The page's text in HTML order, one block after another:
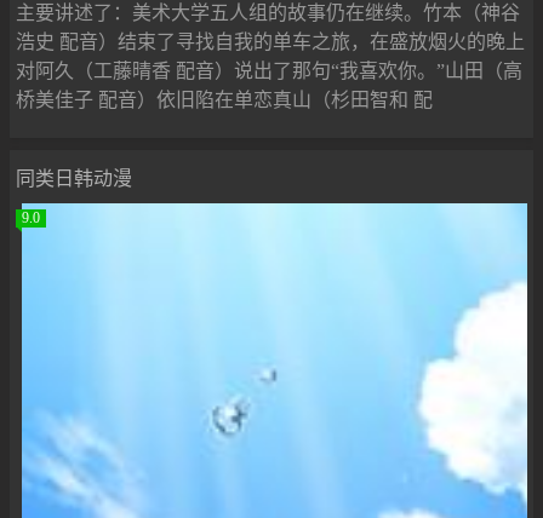
主要讲述了：美术大学五人组的故事仍在继续。竹本（神谷
浩史 配音）结束了寻找自我的单车之旅，在盛放烟火的晚上
对阿久（工藤晴香 配音）说出了那句“我喜欢你。”山田（高
桥美佳子 配音）依旧陷在单恋真山（杉田智和 配
同类日韩动漫
9.0